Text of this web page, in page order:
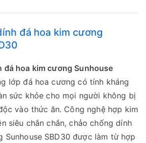
đá hoa kim cương
đá hoa kim cương Sunhouse
lớp đá hoa cương có tính kháng
sức khỏe cho mọi người không bị
vào thức ăn. Công nghệ hợp kim
siêu chắn chắn, chảo chống dính
Sunhouse SBD30 được làm từ hợp